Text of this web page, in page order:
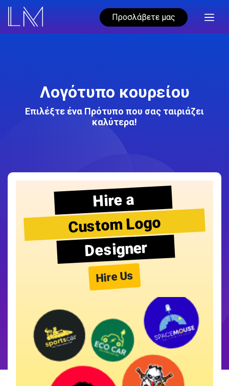
Προσλάβετε μας
Λογότυπο κουρείου
Επιλέξτε ένα Πρότυπο που σας ταιριάζει
καλύτερα!
Hire a
Custom Logo
Designer
Hire Us